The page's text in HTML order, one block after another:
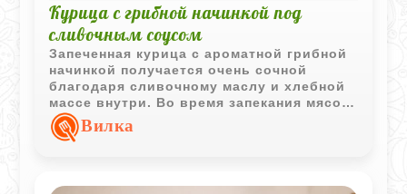
Курица с грибной начинкой под
сливочным соусом
Запеченная курица с ароматной грибной
начинкой получается очень сочной
благодаря сливочному маслу и хлебной
массе внутри. Во время запекания мясо
пропитывается грибным ароматом, а
густой соус делает блюдо особенно
Вилка